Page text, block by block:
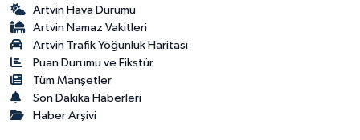
Artvin Hava Durumu
Artvin Namaz Vakitleri
Artvin Trafik Yoğunluk Haritası
Puan Durumu ve Fikstür
Tüm Manşetler
Son Dakika Haberleri
Haber Arşivi